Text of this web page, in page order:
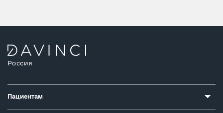
Россия
Пациентам